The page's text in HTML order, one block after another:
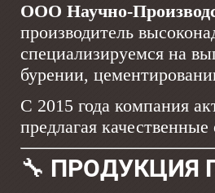
ООО Научно-
производитель
специализируемся на
бурении,
С 2015 года компания
предлагая
🔧 ПРОДУКЦИЯ